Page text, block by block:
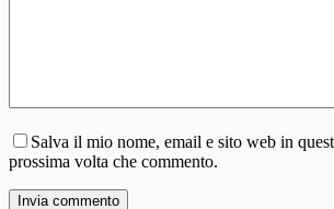
Salva il mio nome, email e sito web in
prossima volta che commento.
Invia commento